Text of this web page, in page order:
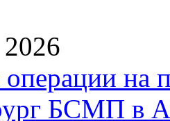
2026
на
БСМП в